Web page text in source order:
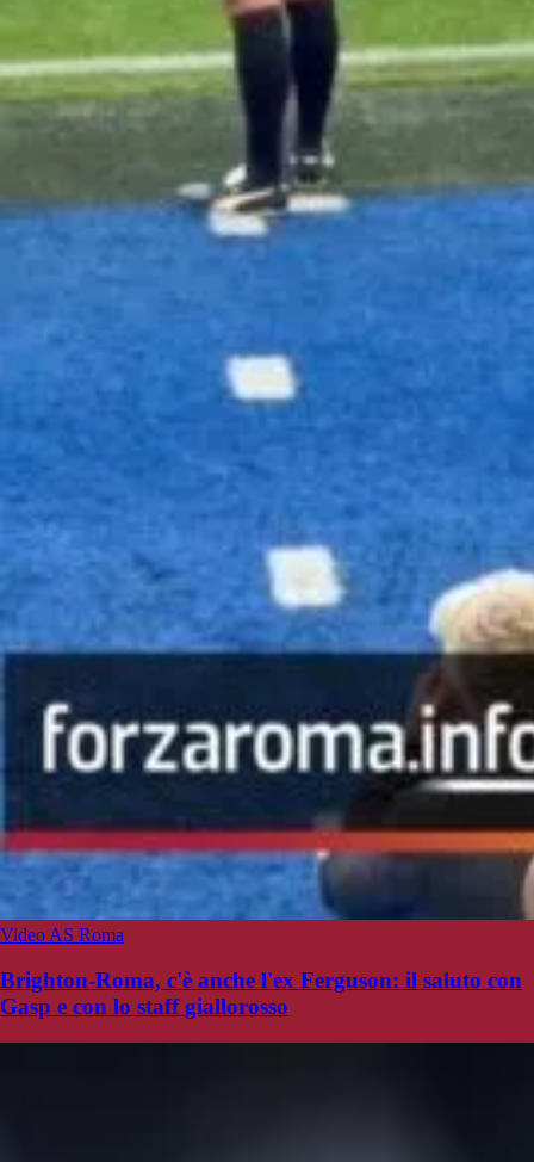
Video AS Roma
Brighton-Roma, c'è anche l'ex Ferguson: il saluto con
Gasp e con lo staff giallorosso